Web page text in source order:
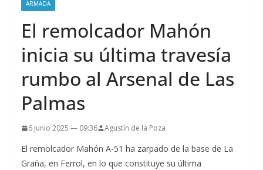
ARMADA
El remolcador Mahón
inicia su última travesía
rumbo al Arsenal de Las
Palmas
6 junio 2025 — 09:36 Agustín de la Poza
El remolcador Mahón A-51 ha zarpado de la base de La
Graña, en Ferrol, en lo que constituye su última